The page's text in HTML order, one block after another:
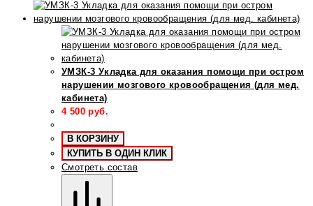
УМЗК-3 Укладка для оказания помощи при остром
нарушении мозгового кровообращения (для мед.
кабинета)
4 500 руб.
В КОРЗИНУ
КУПИТЬ В ОДИН КЛИК
Смотреть состав